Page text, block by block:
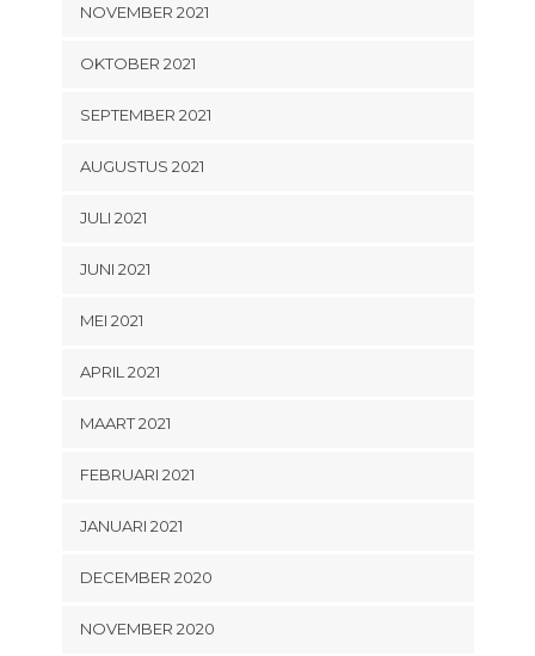
NOVEMBER 2021
OKTOBER 2021
SEPTEMBER 2021
AUGUSTUS 2021
JULI 2021
JUNI 2021
MEI 2021
APRIL 2021
MAART 2021
FEBRUARI 2021
JANUARI 2021
DECEMBER 2020
NOVEMBER 2020